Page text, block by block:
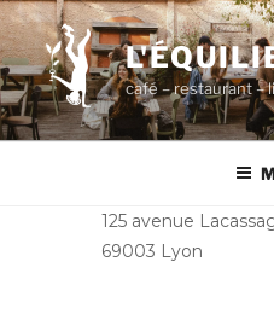
Aller
au
contenu
principal
café – restaurant –
125 avenue
69003 Lyon